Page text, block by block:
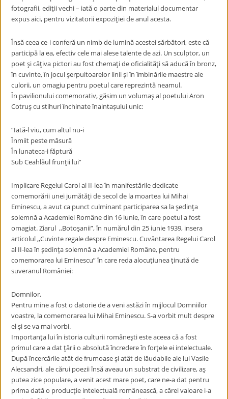
fotografii, ediţii vechi – iată o parte din materialul documentar
expus aici, pentru vizitatorii expoziţiei de anul acesta.
Însă ceea ce-i conferă un nimb de lumină acestei sărbători, este că
participă la ea, efectiv cele mai alese talente de azi. Un sculptor, un
poet şi câţiva pictori au fost chemaţi de oficialităţi să aducă în bronz,
în cuvinte, în jocul şerpuitoarelor linii şi în îmbinările maestre ale
culorii, un omagiu pentru poetul care reprezintă neamul.
În pavilionului comemorativ, găsim un volumaş al poetului Aron
Cotruş cu stihuri închinate înaintașului unic:
“Iată-l viu, cum altul nu-i
Înmiit peste măsură
În lunateca-i făptură
Sub Ceahlăul frunţii lui”
Implicare Regelui Carol al II-lea în manifestările dedicate
comemorării unei jumătăţi de secol de la moartea lui Mihai
Eminescu, a avut ca punct culminant participarea sa la şedinţa
solemnă a Academiei Române din 16 iunie, în care poetul a fost
omagiat. Ziarul ,,Botoşanii”, în numărul din 25 iunie 1939, insera
articolul ,,Cuvinte regale despre Eminescu. Cuvântarea Regelui Carol
al II-lea în şedinţa solemnă a Academiei Române, pentru
comemorarea lui Eminescu” în care reda alocuţiunea ţinută de
suveranul României:
Domnilor,
Pentru mine a fost o datorie de a veni astăzi în mijlocul Domniilor
voastre, la comemorarea lui Mihai Eminescu. S-a vorbit mult despre
el şi se va mai vorbi.
Importanţa lui în istoria culturii româneşti este aceea că a fost
primul care a dat ţării o absolută încredere în forţele ei intelectuale.
După încercările atât de frumoase şi atât de lăudabile ale lui Vasile
Alecsandri, ale cărui poezii însă aveau un substrat de civilizare, aş
putea zice populare, a venit acest mare poet, care ne-a dat pentru
prima dată o producţie intelectuală românească, a cărei valoare i-a